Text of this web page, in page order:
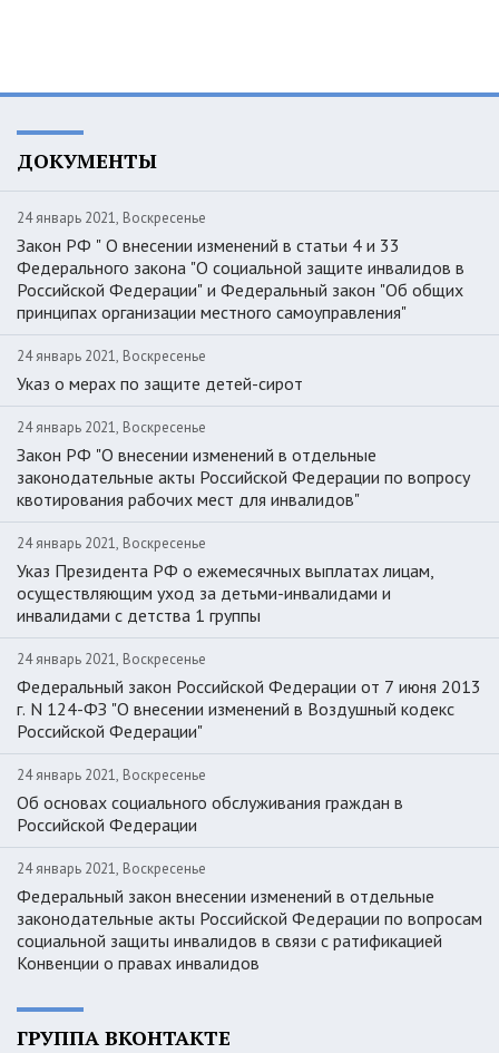
ДОКУМЕНТЫ
24 январь 2021, Воскресенье
Закон РФ " О внесении изменений в статьи 4 и 33
Федерального закона "О социальной защите инвалидов в
Российской Федерации" и Федеральный закон "Об общих
принципах организации местного самоуправления"
24 январь 2021, Воскресенье
Указ о мерах по защите детей-сирот
24 январь 2021, Воскресенье
Закон РФ "О внесении изменений в отдельные
законодательные акты Российской Федерации по вопросу
квотирования рабочих мест для инвалидов"
24 январь 2021, Воскресенье
Указ Президента РФ о ежемесячных выплатах лицам,
осуществляющим уход за детьми-инвалидами и
инвалидами с детства 1 группы
24 январь 2021, Воскресенье
Федеральный закон Российской Федерации от 7 июня 2013
г. N 124-ФЗ "О внесении изменений в Воздушный кодекс
Российской Федерации"
24 январь 2021, Воскресенье
Об основах социального обслуживания граждан в
Российской Федерации
24 январь 2021, Воскресенье
Федеральный закон внесении изменений в отдельные
законодательные акты Российской Федерации по вопросам
социальной защиты инвалидов в связи с ратификацией
Конвенции о правах инвалидов
ГРУППА ВКОНТАКТЕ